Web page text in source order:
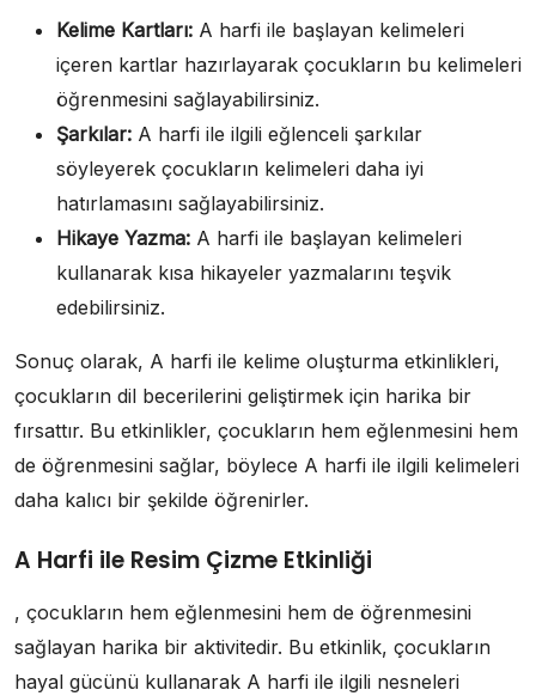
Kelime Kartları: A harfi ile başlayan kelimeleri
içeren kartlar hazırlayarak çocukların bu kelimeleri
öğrenmesini sağlayabilirsiniz.
Şarkılar: A harfi ile ilgili eğlenceli şarkılar
söyleyerek çocukların kelimeleri daha iyi
hatırlamasını sağlayabilirsiniz.
Hikaye Yazma: A harfi ile başlayan kelimeleri
kullanarak kısa hikayeler yazmalarını teşvik
edebilirsiniz.
Sonuç olarak, A harfi ile kelime oluşturma etkinlikleri,
çocukların dil becerilerini geliştirmek için harika bir
fırsattır. Bu etkinlikler, çocukların hem eğlenmesini hem
de öğrenmesini sağlar, böylece A harfi ile ilgili kelimeleri
daha kalıcı bir şekilde öğrenirler.
A Harfi ile Resim Çizme Etkinliği
, çocukların hem eğlenmesini hem de öğrenmesini
sağlayan harika bir aktivitedir. Bu etkinlik, çocukların
hayal gücünü kullanarak A harfi ile ilgili nesneleri